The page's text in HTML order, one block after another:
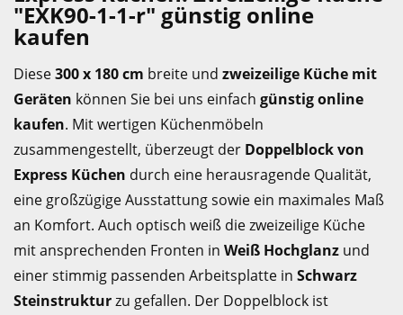
"EXK90-1-1-r" günstig online
kaufen
Diese300 x 180 cm breite und zweizeilige Küche mit
Geräten können Sie bei uns einfach günstig online
kaufen. Mit wertigen Küchenmöbeln
zusammengestellt, überzeugt der Doppelblock von
Express Küchen durch eine herausragende Qualität,
eine großzügige Ausstattung sowie ein maximales Maß
an Komfort. Auch optisch weiß die zweizeilige Küche
mit ansprechenden Fronten in Weiß Hochglanz und
einer stimmig passenden Arbeitsplatte in Schwarz
Steinstrukturzu gefallen. Der Doppelblock ist